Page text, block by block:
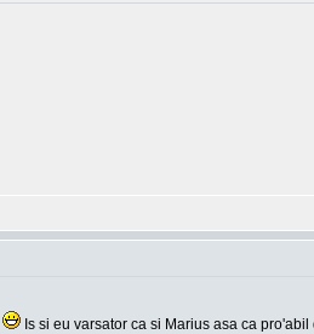
Is si eu varsator ca si Marius asa ca